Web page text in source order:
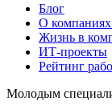
Блог
О
Жизнь в
ИТ-проекты
Рейтинг
Молодым